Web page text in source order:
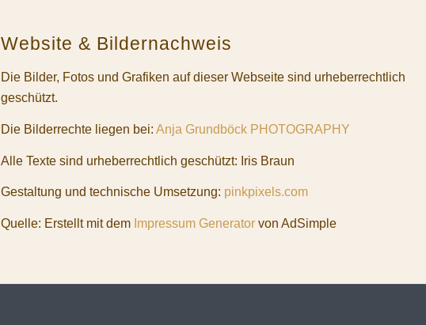
Website & Bildernachweis
Die Bilder, Fotos und Grafiken auf dieser Webseite sind urheberrechtlich
geschützt.
Die Bilderrechte liegen bei: Anja Grundböck PHOTOGRAPHY
Alle Texte sind urheberrechtlich geschützt: Iris Braun
Gestaltung und technische Umsetzung: pinkpixels.com
Quelle: Erstellt mit dem Impressum Generatorvon AdSimple